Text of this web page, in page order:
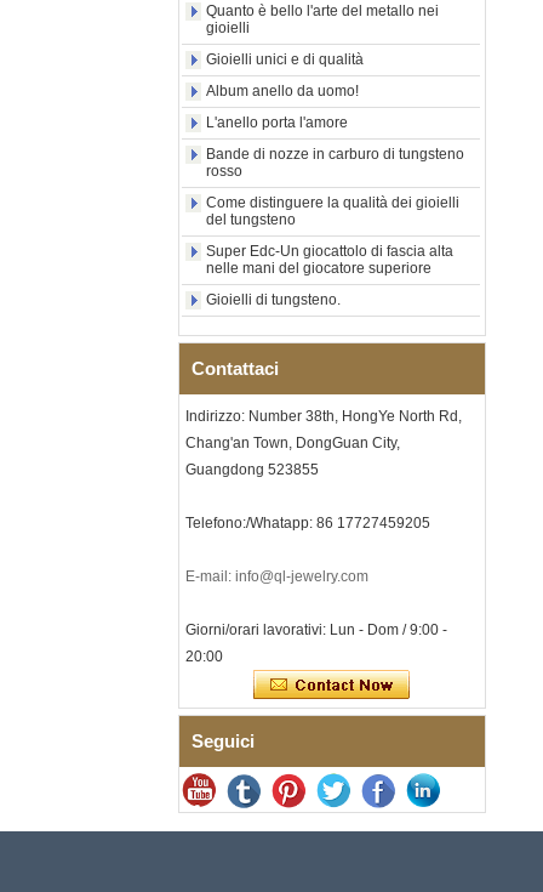
tungsteno con sigillo
quadrato nero lucido
all'ingrosso di fabbrica,
intarsio in legno con motivo a
croce in conchiglia di
abalone, anello di
dichiarazione religiosa da
personalizzata OEM ODM
Fornitura all'
Anello in carburo di
tungsteno elettrolitico in oro
rosa da 8 mm all'ingrosso
della fabbrica, corda per
per uomo a tema musicale
ODM fornitura in
in acciaio inossidabile 304
chiusura deployante a
doppia pressione 316L,
terapia con pietre
ceramica blu zaffiro,
bracciale a maglie fini
Anello da uomo in carburo di
tungsteno sfaccettato
martellato, fede nuziale da
Quanto è bello l'arte del metallo nei
gioielli
Gioielli unici e di qualità
Album anello da uomo!
L'anello porta l'amore
Bande di nozze in carburo di tungsteno
rosso
Come distinguere la qualità dei gioielli
del tungsteno
Super Edc-Un giocattolo di fascia alta
nelle mani del giocatore superiore
Gioielli di tungsteno.
Contattaci
Indirizzo: Number 38th, HongYe North Rd,
Chang'an Town, DongGuan City,
Guangdong 523855
Telefono:/Whatapp: 86 17727459205
E-mail: info@ql-jewelry.com
Giorni/orari lavorativi: Lun - Dom / 9:00 -
20:00
Seguici